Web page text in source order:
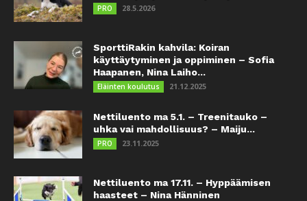
PRO 28.5.2026
SporttiRakin kahvila: Koiran
käyttäytyminen ja oppiminen – Sofia
Haapanen, Nina Laiho...
Eläinten koulutus 21.12.2025
Nettiluento ma 5.1. – Treenitauko –
uhka vai mahdollisuus? – Maiju...
PRO 23.11.2025
Nettiluento ma 17.11. – Hyppäämisen
haasteet – Nina Hänninen